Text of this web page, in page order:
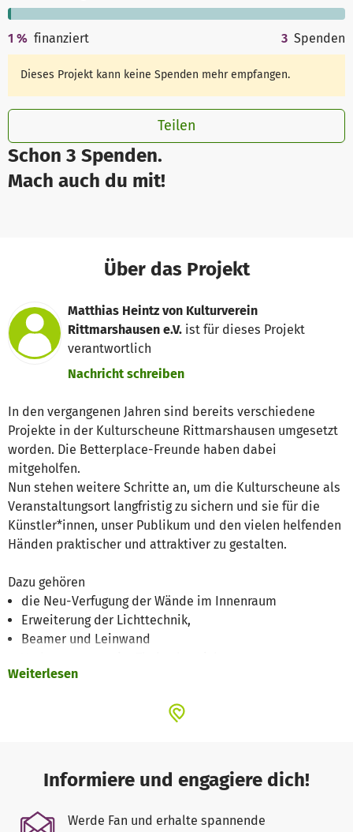
Schon 3 Spenden.
Mach auch du mit!
1 % finanziert 3 Spenden
Dieses Projekt kann keine Spenden mehr empfangen.
Teilen
Über das Projekt
Matthias Heintz von Kulturverein
Rittmarshausen e.V. ist für dieses Projekt
verantwortlich
Nachricht schreiben
In den vergangenen Jahren sind bereits verschiedene
Projekte in der Kulturscheune Rittmarshausen umgesetzt
worden. Die Betterplace-Freunde haben dabei
mitgeholfen.
Nun stehen weitere Schritte an, um die Kulturscheune als
Veranstaltungsort langfristig zu sichern und sie für die
Künstler*innen, unser Publikum und den vielen helfenden
Händen praktischer und attraktiver zu gestalten.
Dazu gehören
die Neu-Verfugung der Wände im Innenraum
Erweiterung der Lichttechnik,
Beamer und Leinwand
Kulturscheune der bedeutsamste Schritt, weil von deren
Realisierung die Erlaubnis für die dauerhafte öffentliche
unzureichend. Bereiche der Bühne in den jeweiligen
für unsere Theatercompagnie, aber auch für Bigbands ein
Weiterlesen
Informiere und engagiere dich!
Werde Fan und erhalte spannende